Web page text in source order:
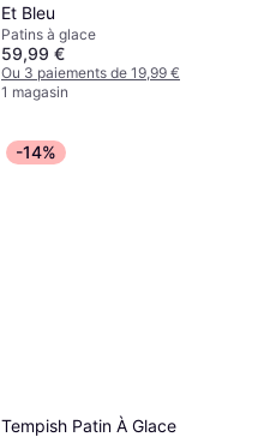
Et Bleu
Patins à glace
59,99 €
Ou 3 paiements de 19,99 €
1 magasin
-14%
Tempish Patin À Glace